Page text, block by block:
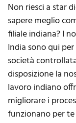
Non riesci a star
sapere meglio
filiale indiana? I
India sono qui
società
disposizione la
lavoro indiano
migliorare i
funzionano per